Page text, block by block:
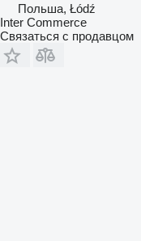
Польша, Łódź
Inter Commerce
Связаться с продавцом